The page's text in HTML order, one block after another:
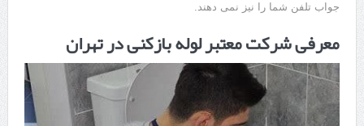
جواب تلفن شما را نیز نمی دهند.
معرفی شرکت معتبر لوله بازکنی در تهران